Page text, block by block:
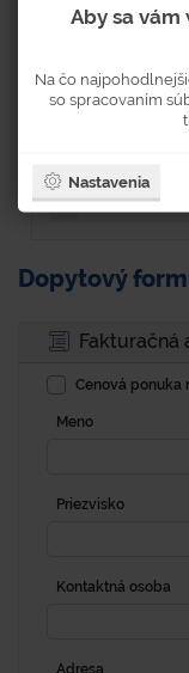
Dopytový
Fakturačná
Cenová ponuka
Meno
Priezvisko
Kontaktná osoba
Aby sa vám
Na čo
so spracovaním
Nastavenia